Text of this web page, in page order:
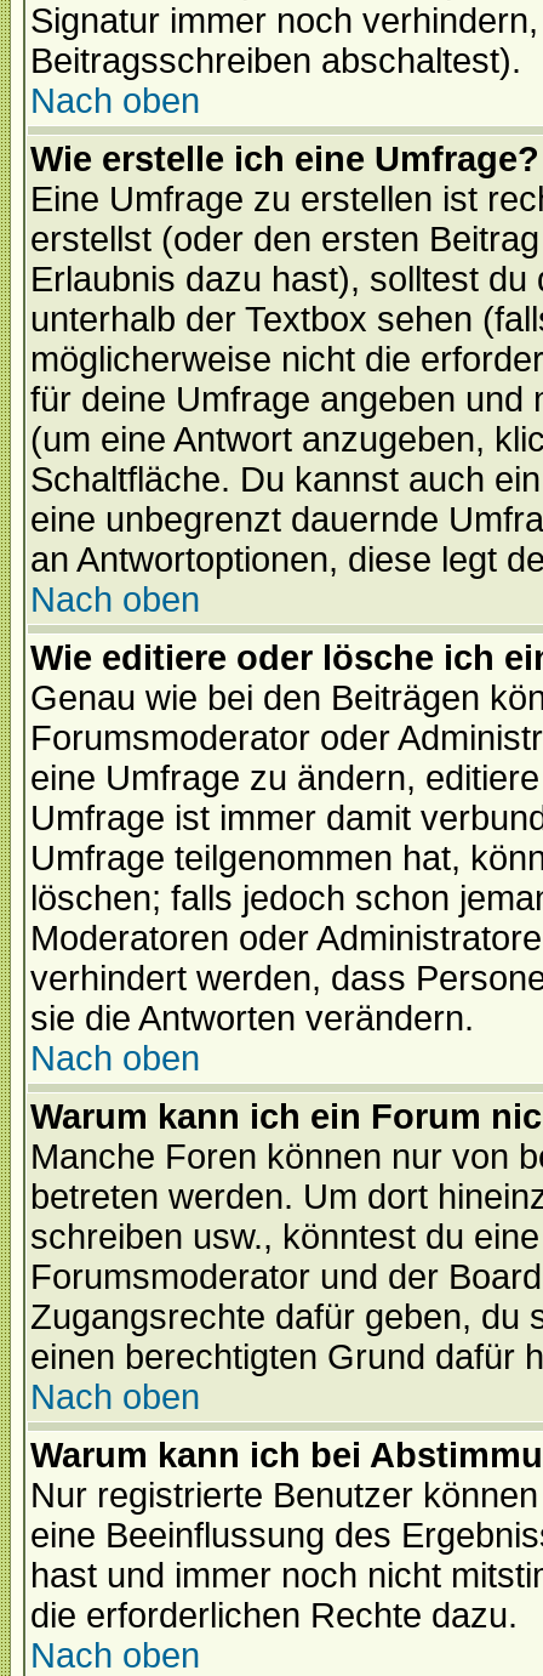
Signatur immer noch
Beitragsschreiben abschaltest).
Nach oben
Wie erstelle ich eine Umfrage?
Eine Umfrage zu erstellen ist
erstellst (oder den ersten
Erlaubnis dazu hast), solltest
unterhalb der Textbox sehen
möglicherweise nicht die
für deine Umfrage angeben und
(um eine Antwort anzugeben,
Schaltfläche. Du kannst auch
eine unbegrenzt dauernde
an Antwortoptionen, diese legt
Nach oben
Wie editiere oder lösche ich
Genau wie bei den Beiträgen
Forumsmoderator oder
eine Umfrage zu ändern,
Umfrage ist immer damit
Umfrage teilgenommen hat,
löschen; falls jedoch schon
Moderatoren oder
verhindert werden, dass
sie die Antworten verändern.
Nach oben
Warum kann ich ein Forum
Manche Foren können nur von
betreten werden. Um dort
schreiben usw., könntest du
Forumsmoderator und der
Zugangsrechte dafür geben, du
einen berechtigten Grund dafür
Nach oben
Warum kann ich bei
Nur registrierte Benutzer
eine Beeinflussung des
hast und immer noch nicht
die erforderlichen Rechte dazu.
Nach oben